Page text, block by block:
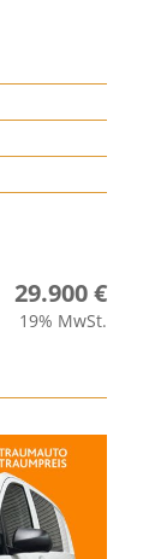
29.900 €
19% MwSt.